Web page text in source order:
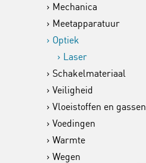
Mechanica
Meetapparatuur
Optiek
Laser
Schakelmateriaal
Veiligheid
Vloeistoffen en gassen
Voedingen
Warmte
Wegen